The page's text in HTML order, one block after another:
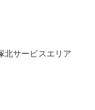
北サービスエリア